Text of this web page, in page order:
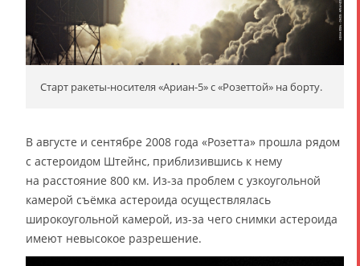
Старт ракеты-носителя «Ариан-5» с «Розеттой» на борту.
В августе и сентябре 2008 года «Розетта» прошла рядом
с астероидом Штейнс, приблизившись к нему
на расстояние 800 км. Из-за проблем с узкоугольной
камерой съёмка астероида осуществлялась
широкоугольной камерой, из-за чего снимки астероида
имеют невысокое разрешение.